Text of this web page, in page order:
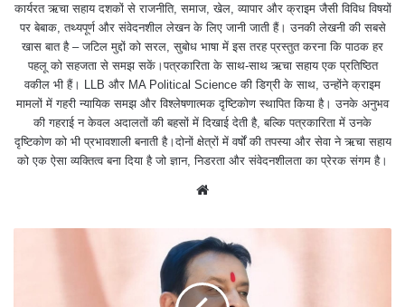
कार्यरत ऋचा सहाय दशकों से राजनीति, समाज, खेल, व्यापार और क्राइम जैसी विविध विषयों
पर बेबाक, तथ्यपूर्ण और संवेदनशील लेखन के लिए जानी जाती हैं। उनकी लेखनी की सबसे
खास बात है – जटिल मुद्दों को सरल, सुबोध भाषा में इस तरह प्रस्तुत करना कि पाठक हर
पहलू को सहजता से समझ सकें।पत्रकारिता के साथ-साथ ऋचा सहाय एक प्रतिष्ठित
वकील भी हैं। LLB और MA Political Science की डिग्री के साथ, उन्होंने क्राइम
मामलों में गहरी न्यायिक समझ और विश्लेषणात्मक दृष्टिकोण स्थापित किया है। उनके अनुभव
की गहराई न केवल अदालतों की बहसों में दिखाई देती है, बल्कि पत्रकारिता में उनके
दृष्टिकोण को भी प्रभावशाली बनाती है।दोनों क्षेत्रों में वर्षों की तपस्या और सेवा ने ऋचा सहाय
को एक ऐसा व्यक्तित्व बना दिया है जो ज्ञान, निडरता और संवेदनशीलता का प्रेरक संगम है।